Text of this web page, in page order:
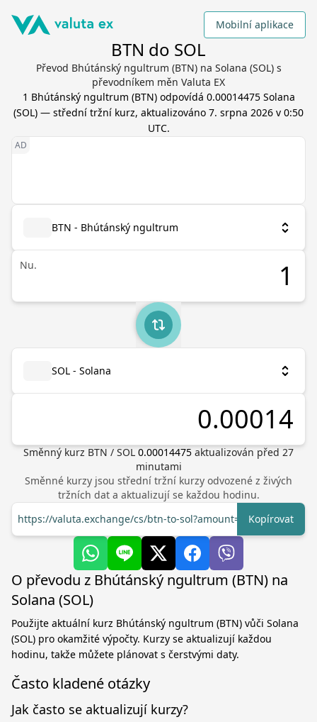
Mobilní aplikace
BTN do SOL
Převod Bhútánský ngultrum (BTN) na Solana (SOL) s
převodníkem měn Valuta EX
1 Bhútánský ngultrum (BTN) odpovídá 0.00014475 Solana
(SOL) — střední tržní kurz, aktualizováno 7. srpna 2026 v 0:50
UTC.
BTN - Bhútánský ngultrum
Nu.
SOL - Solana
Směnný kurz BTN / SOL 0.00014475 aktualizován před 27
minutami
Směnné kurzy jsou střední tržní kurzy odvozené z živých
tržních dat a aktualizují se každou hodinu.
https://valuta.exchange/cs/btn-to-sol?amount=1
Kopírovat
O převodu z Bhútánský ngultrum (BTN) na
Solana (SOL)
Použijte aktuální kurz Bhútánský ngultrum (BTN) vůči Solana
(SOL) pro okamžité výpočty. Kurzy se aktualizují každou
hodinu, takže můžete plánovat s čerstvými daty.
Často kladené otázky
Jak často se aktualizují kurzy?